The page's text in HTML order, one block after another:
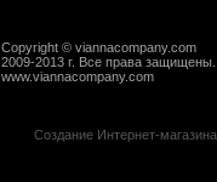
Copyright © viannacompany.com
2009-2013 г. Все права защищены.
www.viannacompany.com
Создание Интернет-